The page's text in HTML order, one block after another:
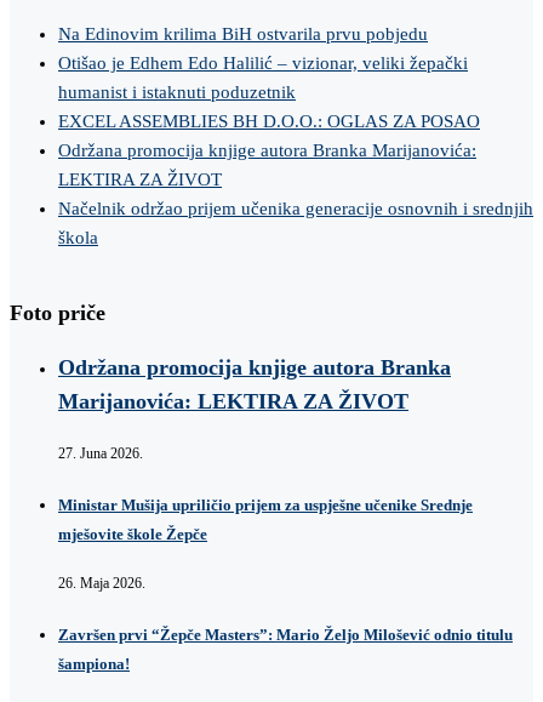
Na Edinovim krilima BiH ostvarila prvu pobjedu
Otišao je Edhem Edo Halilić – vizionar, veliki žepački
humanist i istaknuti poduzetnik
EXCEL ASSEMBLIES BH D.O.O.: OGLAS ZA POSAO
Održana promocija knjige autora Branka Marijanovića:
LEKTIRA ZA ŽIVOT
Načelnik održao prijem učenika generacije osnovnih i srednjih
škola
Foto priče
Održana promocija knjige autora Branka
Marijanovića: LEKTIRA ZA ŽIVOT
27. Juna 2026.
Ministar Mušija upriličio prijem za uspješne učenike Srednje
mješovite škole Žepče
26. Maja 2026.
Završen prvi “Žepče Masters”: Mario Željo Milošević odnio titulu
šampiona!